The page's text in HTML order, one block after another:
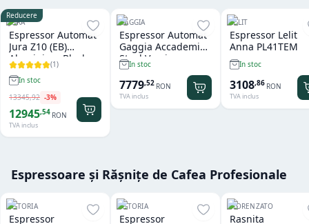
Reducere
JURA
Espressor Automat
Jura Z10 (EB)
Aluminium Black
(1)
In stoc
13345,92 -3%
12945,54 RON
TVA inclus
GAGGIA
Espressor Automat
Gaggia Accademia
Steel Version
In stoc
7779,52 RON
TVA inclus
LELIT
Espressor Lelit
Anna PL41TEM
In stoc
3108,86 RON
TVA inclus
Espressoare și Rășnițe de Cafea Profesionale
ASTORIA
Espressor
ASTORIA
Espressor
FIORENZATO
Rasnita